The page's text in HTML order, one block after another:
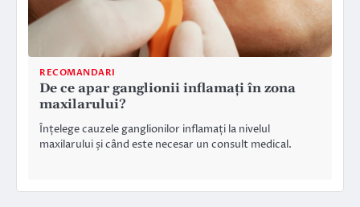
RECOMANDARI
De ce apar ganglionii inflamați în zona
maxilarului?
Înțelege cauzele ganglionilor inflamați la nivelul
maxilarului și când este necesar un consult medical.